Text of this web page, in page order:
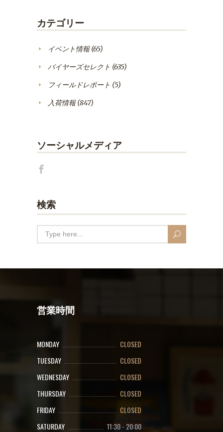
カテゴリー
イベント情報(65)
バイヤーズセレクト (635)
フィールドレポート (5)
入荷情報(847)
ソーシャルメディア
検索
営業時間
MONDAY
CLOSED
TUESDAY
CLOSED
WEDNESDAY
CLOSED
THURSDAY
CLOSED
FRIDAY
CLOSED
SATURDAY
11:30- 20:00